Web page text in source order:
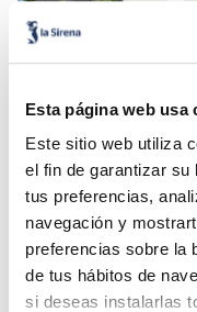
Esta página web usa
Este sitio web utiliza
el fin de garantizar su
tus preferencias,
navegación y
preferencias sobre la
de tus hábitos de
si deseas instalarlas
2,99 €